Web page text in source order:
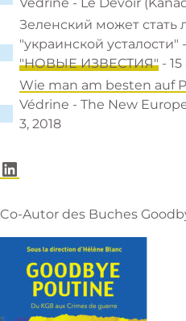
Зеленский может стать
"украинской
"НОВЫЕ ИЗВЕСТИЯ" -
Wie man am besten auf
Védrine - The New
3, 2018
LinkedIn
Co-Autor des Buches